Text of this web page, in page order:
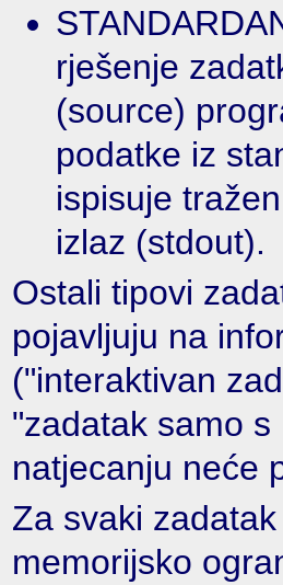
rješenje
(source)
podatke iz
ispisuje
izlaz (stdout).
Ostali tipovi
pojavljuju na
("interaktivan
"zadatak samo
natjecanju neće
Za svaki
memorijsko